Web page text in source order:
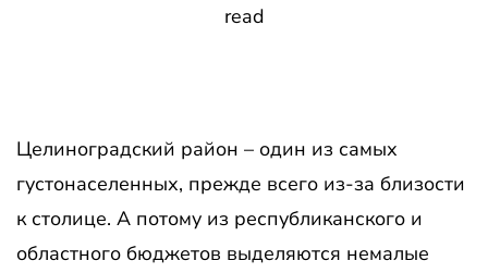
read
Целиноградский район – один из самых
густонаселенных, прежде всего из-за близости
к столице. А потому из республиканского и
областного бюджетов выделяются немалые